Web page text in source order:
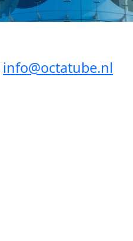
info@octatube.nl